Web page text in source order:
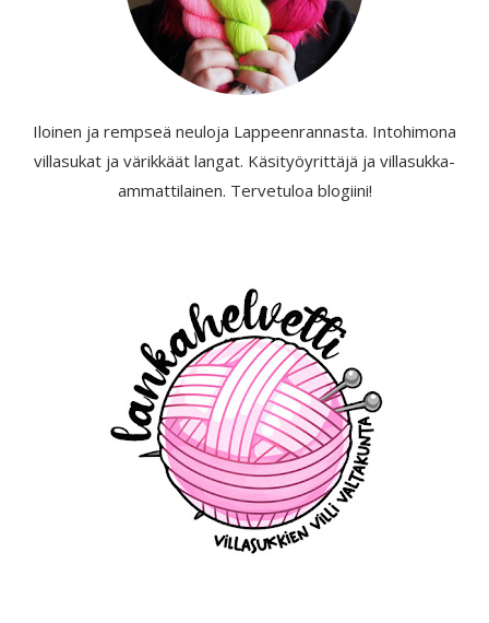
Iloinen ja rempseä neuloja Lappeenrannasta. Intohimona
villasukat ja värikkäät langat. Käsityöyrittäjä ja villasukka-
ammattilainen. Tervetuloa blogiini!